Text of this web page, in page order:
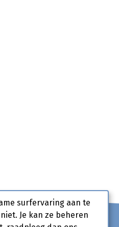
surfervaring aan te
Je kan ze beheren